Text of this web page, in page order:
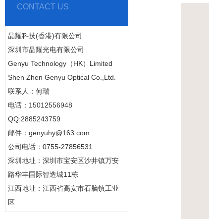
CONTACT US
晶耀科技(香港)有限公司
深圳市晶耀光电有限公司
Genyu Technology（HK）Limited
Shen Zhen Genyu Optical Co.,Ltd.
联系人：何瑞
电话：15012556948
QQ:2885243759
邮件：genyuhy@163.com
公司电话：0755-27856531
深圳地址：深圳市宝安区沙井镇万安
路华丰国际智造城11栋
江西地址：江西省高安市石脑镇工业
区